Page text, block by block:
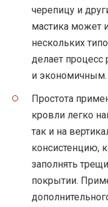
черепицу и
мастика может
нескольких
делает
и экономичным.
Простота
кровли легко
так и на
консистенцию,
заполнять
покрытии.